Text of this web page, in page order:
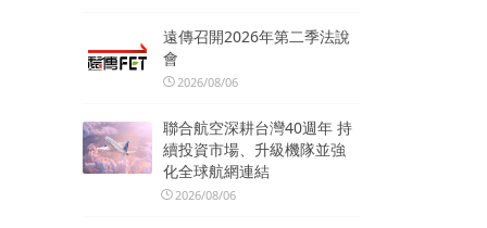
遠傳召開2026年第二季法說
會
2026/08/06
聯合航空深耕台灣40週年 持
續投資市場、升級機隊並強
化全球航網連結
2026/08/06